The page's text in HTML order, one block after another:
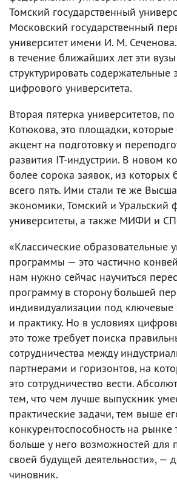
Томский государственный
Московский государственный
университет имени И. М.
в течение ближайших лет эти
структурировать содержательные
цифрового университета.
Вторая пятерка университетов,
Котюкова, это площадки, которые
акцент на подготовку и
развития IT-индустрии. В новом
более сорока заявок, из
всего пять. Ими стали те же
экономики, Томский и Уральский
университеты, а также МИФИ и
«Классические образовательные
программы — это частично
нам нужно сейчас научиться
программу в сторону большей
индивидуализации под ключевые
и практику. Но в условиях
это тоже требует поиска
сотрудничества между
партнерами и горизонтов, на
это сотрудничество вести.
тем, что чем лучше выпускник
практические задачи, тем выше
конкурентоспособность на рынке
больше у него возможностей для
своей будущей деятельности», —
чиновник.